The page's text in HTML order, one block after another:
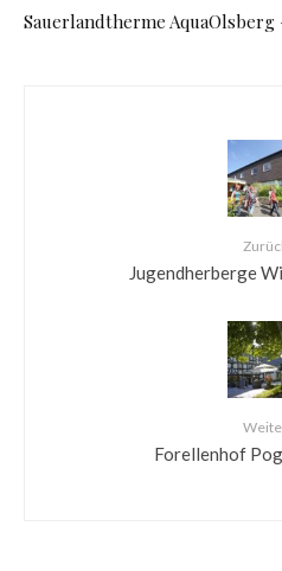
Sauerlandtherme AquaOlsberg
Jugendherberge
Forellenhof